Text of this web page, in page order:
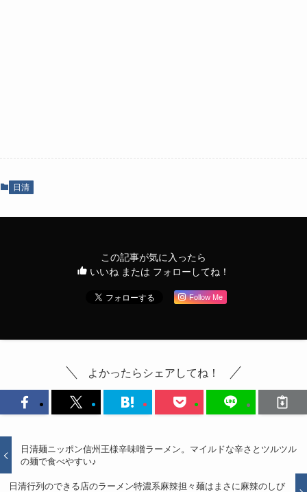
日清
この記事が気に入ったら
いいね または フォローしてね！
Follow Me
よかったらシェアしてね！
日清麺ニッポン信州王様辛味噌ラーメン。マイルドな辛さとツルツル
の麺で食べやすい♪
日清行列のできる店のラーメン特濃系麻辣担々麺はまさに麻辣のしび